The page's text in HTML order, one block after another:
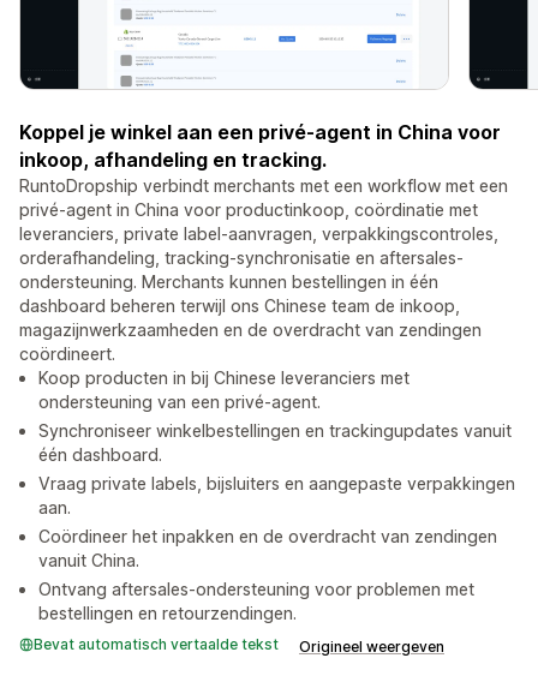
Koppel je winkel aan een privé-agent in China voor
inkoop, afhandeling en tracking.
RuntoDropship verbindt merchants met een workflow met een
privé-agent in China voor productinkoop, coördinatie met
leveranciers, private label-aanvragen, verpakkingscontroles,
orderafhandeling, tracking-synchronisatie en aftersales-
ondersteuning. Merchants kunnen bestellingen in één
dashboard beheren terwijl ons Chinese team de inkoop,
magazijnwerkzaamheden en de overdracht van zendingen
coördineert.
Koop producten in bij Chinese leveranciers met
ondersteuning van een privé-agent.
Synchroniseer winkelbestellingen en trackingupdates vanuit
één dashboard.
Vraag private labels, bijsluiters en aangepaste verpakkingen
aan.
Coördineer het inpakken en de overdracht van zendingen
vanuit China.
Ontvang aftersales-ondersteuning voor problemen met
bestellingen en retourzendingen.
Bevat automatisch vertaalde tekst Origineel weergeven